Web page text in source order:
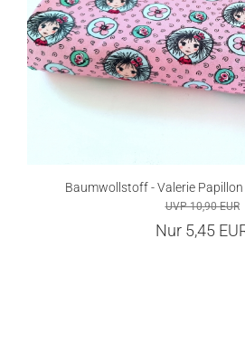
Baumwollstoff - Valerie
UVP 10,90 EUR
Nur 5,45